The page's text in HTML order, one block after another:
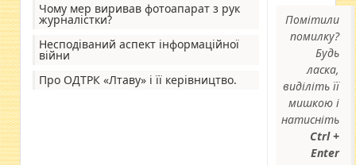
Чому мер виривав фотоапарат з рук
журналістки?
Несподіваний аспект інформаційної
війни
Про ОДТРК «Лтаву» і її керівництво.
Помітили
помилку?
Будь
ласка,
виділіть її
мишкою і
натисніть
Ctrl +
Enter